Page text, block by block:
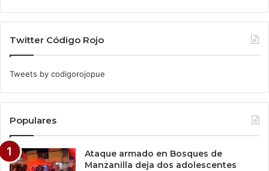
Twitter Código Rojo
Tweets by codigorojopue
Populares
Ataque armado en Bosques de
Manzanilla deja dos adolescentes